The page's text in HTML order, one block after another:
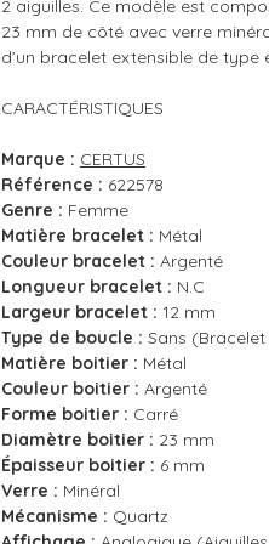
2 aiguilles. Ce modèle est
23 mm de côté avec verre
d’un bracelet extensible de
CARACTÉRISTIQUES
Marque : CERTUS
Référence : 622578
Genre : Femme
Matière bracelet : Métal
Couleur bracelet : Argenté
Longueur bracelet : N.C
Largeur bracelet : 12 mm
Type de boucle : Sans
Matière boitier : Métal
Couleur boitier : Argenté
Forme boitier : Carré
Diamètre boitier : 23 mm
Épaisseur boitier : 6 mm
Verre : Minéral
Mécanisme : Quartz